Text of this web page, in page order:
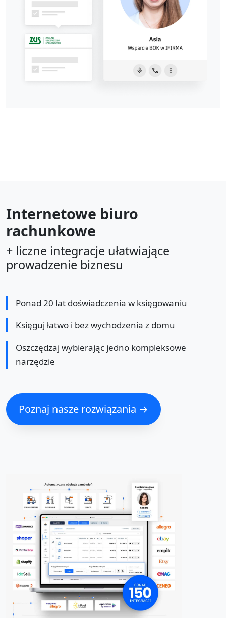
Internetowe biuro
rachunkowe
+ liczne integracje ułatwiające
prowadzenie biznesu
Ponad 20 lat doświadczenia w księgowaniu
Księguj łatwo i bez wychodzenia z domu
Oszczędzaj wybierając jedno kompleksowe
narzędzie
Poznaj nasze rozwiązania →